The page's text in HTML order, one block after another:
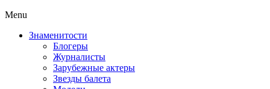
Menu
Знаменитости
Блогеры
Журналисты
Зарубежные актеры
Звезды балета